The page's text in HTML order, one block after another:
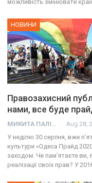
можливість змінювати
НОВИНИ
Правозахисний
нами, все буде
МИКИТА ПАЛІЙ Aug 28,
У неділю 30 серпня, вже
культури «Одеса Прайд
заходом. Чи пам’ятаєте
реалізації своїх прав? У